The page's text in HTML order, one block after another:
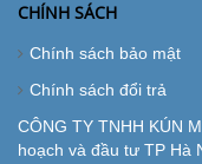
CHÍNH SÁCH
Chính sách bảo mật
Chính sách đổi trả
CÔNG TY TNHH KÚN
hoạch và đầu tư TP Hà